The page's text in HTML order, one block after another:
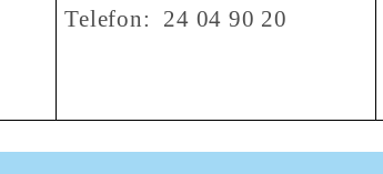
Telefon: 24 04 90 20